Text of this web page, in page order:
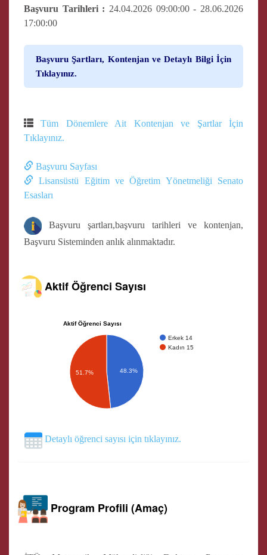
Başvuru Tarihleri : 24.04.2026 09:00:00 - 28.06.2026
17:00:00
Başvuru Şartları, Kontenjan ve Detaylı Bilgi İçin
Tıklayınız.
Tüm Dönemlere Ait Kontenjan ve Şartlar İçin
Tıklayınız.
Başvuru Sayfası
Lisansüstü Eğitim ve Öğretim Yönetmeliği Senato
Esasları
Başvuru şartları,başvuru tarihleri ve kontenjan,
Başvuru Sisteminden anlık alınmaktadır.
Aktif Öğrenci Sayısı
Aktif Öğrenci Sayısı
Erkek 14
Kadın 15
48.3%
51.7%
Detaylı öğrenci sayısı için tıklayınız.
Program Profili (Amaç)